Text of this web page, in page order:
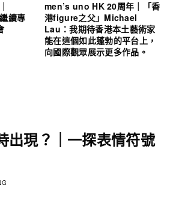
續專
men’s uno HK 20周年｜「香
港figure之父」Michael
Lau：我期待香港本土藝術家
能在這個如此蓬勃的平台上，
向國際觀眾展示更多作品。
出現？｜一探表情符號